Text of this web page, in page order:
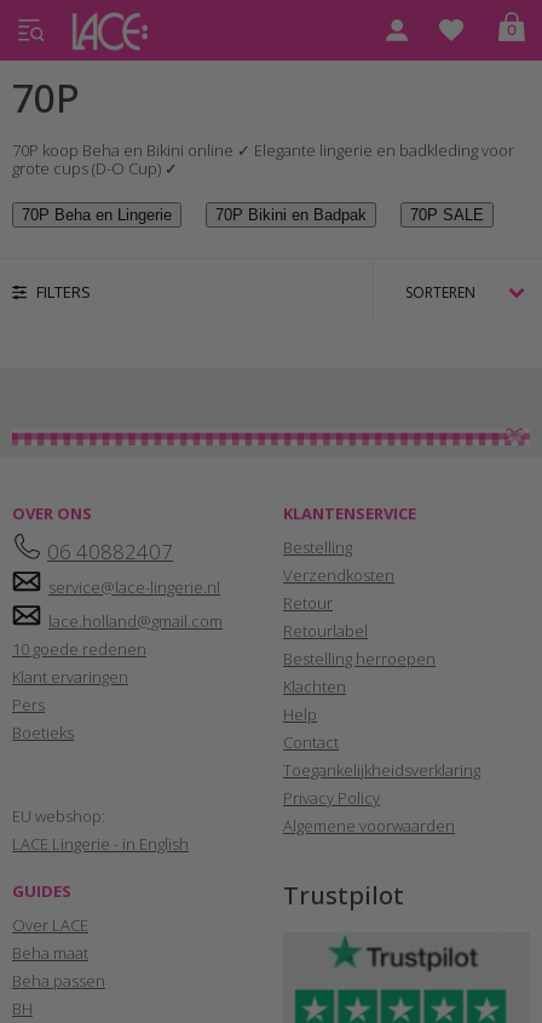
0
Home 70P
70P
70P koop Beha en Bikini online ✓ Elegante lingerie en badkleding voor
grote cups (D-O Cup) ✓
70P Beha en Lingerie 70P Bikini en Badpak 70P SALE
FILTERS
OVER ONS
06 40882407
service@lace-lingerie.nl
lace.holland@gmail.com
10 goede redenen
Klant ervaringen
Pers
Boetieks
EU webshop:
LACE Lingerie - in English
KLANTENSERVICE
Bestelling
Verzendkosten
Retour
Retourlabel
Bestelling herroepen
Klachten
Help
Contact
Toegankelijkheidsverklaring
Privacy Policy
Algemene voorwaarden
GUIDES
Over LACE
Beha maat
Beha passen
BH
Trustpilot